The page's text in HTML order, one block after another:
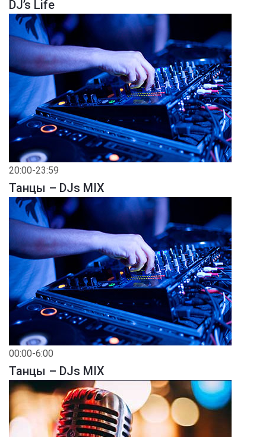
DJ’s Life
20:00-23:59
Танцы – DJs MIX
00:00-6:00
Танцы – DJs MIX